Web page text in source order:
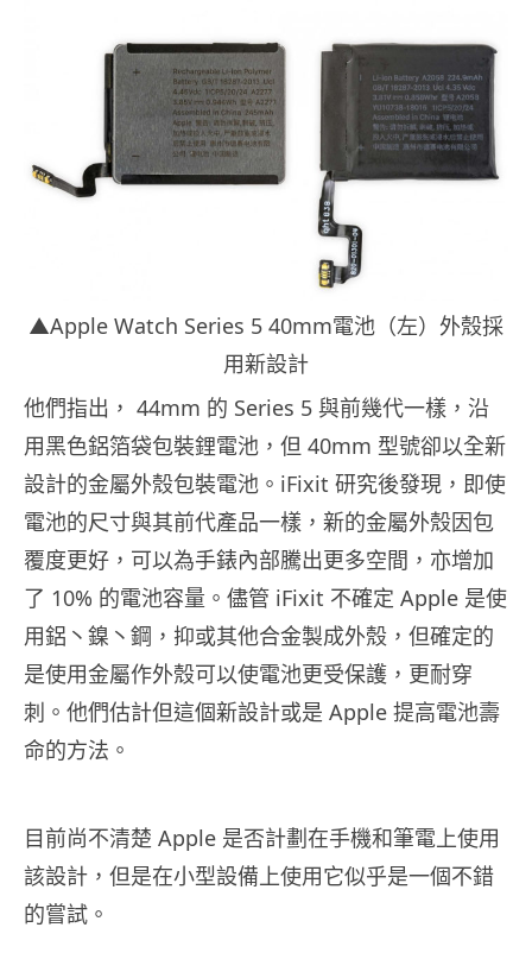
▲Apple Watch Series 5 40mm電池（左）外殼採
用新設計
他們指出， 44mm 的 Series 5 與前幾代一樣，沿
用黑色鋁箔袋包裝鋰電池，但 40mm 型號卻以全新
設計的金屬外殼包裝電池。iFixit 研究後發現，即使
電池的尺寸與其前代產品一樣，新的金屬外殼因包
覆度更好，可以為手錶內部騰出更多空間，亦增加
了 10% 的電池容量。儘管 iFixit 不確定 Apple 是使
用鋁丶鎳丶鋼，抑或其他合金製成外殼，但確定的
是使用金屬作外殼可以使電池更受保護，更耐穿
刺。他們估計但這個新設計或是 Apple 提高電池壽
命的方法。
目前尚不清楚 Apple 是否計劃在手機和筆電上使用
該設計，但是在小型設備上使用它似乎是一個不錯
的嘗試。